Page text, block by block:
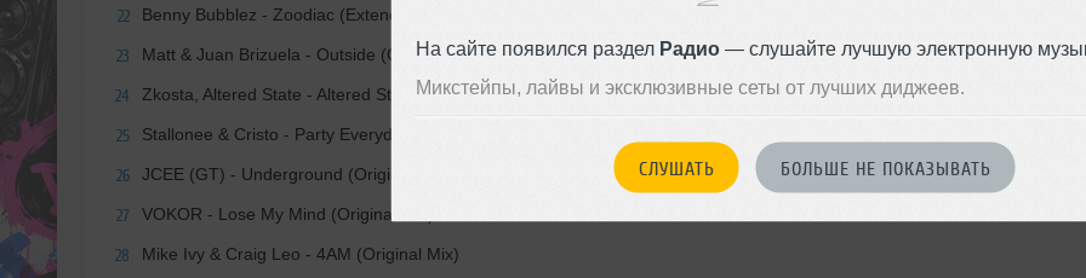
На сайте появился раздел Радио— слушайте лучшую электронную
Микстейпы, лайвы и эксклюзивные сеты от лучших диджеев.
СЛУШАТЬ БОЛЬШЕ НЕ ПОКАЗЫВАТЬ
22 Benny Bubblez - Zoodiac (Extended Mix)
23 Matt & Juan Brizuela - Outside (Original Mix)
24 Zkosta, Altered State - Altered State (Original Mix)
25 Stallonee & Cristo - Party Everyday (Extended Mix)
26 JCEE (GT) - Underground (Original Mix)
27 VOKOR - Lose My Mind (Original Mix)
28 Mike Ivy & Craig Leo - 4AM (Original Mix)